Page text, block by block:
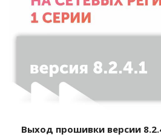
Выход прошивки версии